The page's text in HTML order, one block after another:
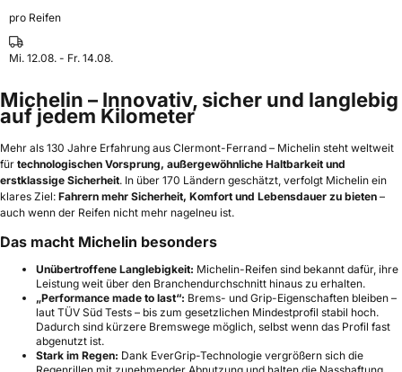
pro Reifen
Mi. 12.08. - Fr. 14.08.
Michelin – Innovativ, sicher und langlebig
auf jedem Kilometer
Mehr als 130 Jahre Erfahrung aus Clermont-Ferrand – Michelin steht weltweit
für technologischen Vorsprung, außergewöhnliche Haltbarkeit und
erstklassige Sicherheit. In über 170 Ländern geschätzt, verfolgt Michelin ein
klares Ziel: Fahrern mehr Sicherheit, Komfort und Lebensdauer zu bieten –
auch wenn der Reifen nicht mehr nagelneu ist.
Das macht Michelin besonders
Unübertroffene Langlebigkeit: Michelin-Reifen sind bekannt dafür, ihre
Leistung weit über den Branchendurchschnitt hinaus zu erhalten.
„Performance made to last“: Brems- und Grip-Eigenschaften bleiben –
laut TÜV Süd Tests – bis zum gesetzlichen Mindestprofil stabil hoch.
Dadurch sind kürzere Bremswege möglich, selbst wenn das Profil fast
abgenutzt ist.
Stark im Regen: Dank EverGrip-Technologie vergrößern sich die